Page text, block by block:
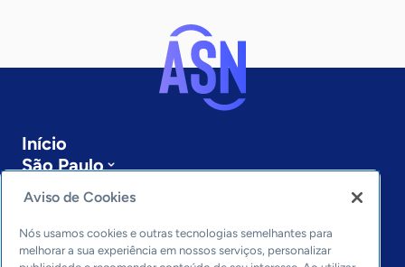
Início
São Paulo
Sobre a ASN
Últimas notícias
Entre em contato
Editorias
Aviso de Cookies
Nós usamos cookies e outras tecnologias semelhantes para
melhorar a sua experiência em nossos serviços, personalizar